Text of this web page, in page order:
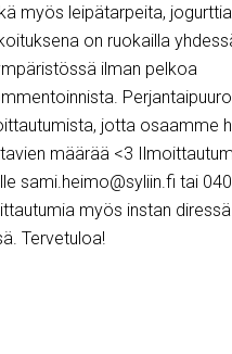
myös leipätarpeita,
on ruokailla
ilman pelkoa
jotta osaamme
määrää <3
sami.heimo@syliin.fi tai
myös instan
Tervetuloa!